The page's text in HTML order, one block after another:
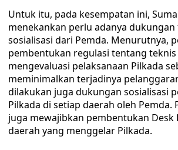
Untuk itu, pada kesempatan ini,
menekankan perlu adanya dukungan
sosialisasi dari Pemda. Menurutnya,
pembentukan regulasi tentang teknis
mengevaluasi pelaksanaan Pilkada
meminimalkan terjadinya
dilakukan juga dukungan sosialisasi
Pilkada di setiap daerah oleh Pemda.
juga mewajibkan pembentukan Desk
daerah yang menggelar Pilkada.